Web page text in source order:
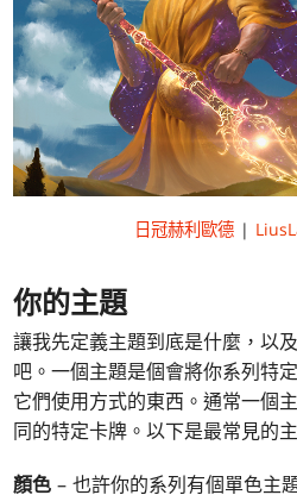
日冠赫利歐德 |
你的主題
讓我先定義主題到底是什麼，以
吧。一個主題是個會將你系列特
它們使用方式的東西。通常一個
同的特定卡牌。以下是最常見的主
顏色 – 也許你的系列有個單色主